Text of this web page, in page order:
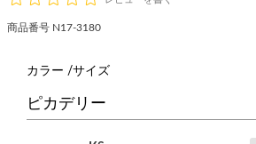
商品番号 N17-3180
カラー サイズ
ピカデリー